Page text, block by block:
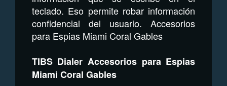
teclado. Eso permite robar información
confidencial del usuario. Accesorios
para Espias Miami Coral Gables
TIBS Dialer Accesorios para Espias
Miami Coral Gables